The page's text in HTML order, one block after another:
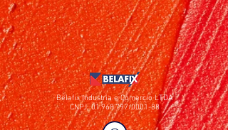
Belafix Industria e Comercio LTDA
CNPJ:01.968.797/0001-88